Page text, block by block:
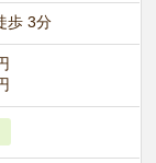
歩 3分